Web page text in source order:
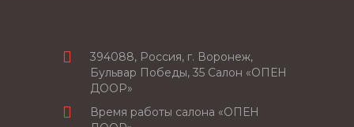
394088, Россия, г. Воронеж,
Бульвар Победы, 35 Салон «ОПЕН
ДООР»
Время работы салона «ОПЕН